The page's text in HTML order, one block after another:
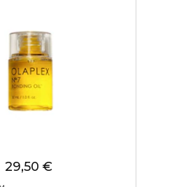
29,50 €